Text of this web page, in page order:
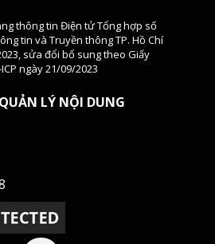
thông tin Điện tử Tổng hợp số
tin và Truyền thông TP. Hồ Chí
sửa đổi bổ sung theo Giấy
ngày 21/09/2023
LÝ NỘI DUNG